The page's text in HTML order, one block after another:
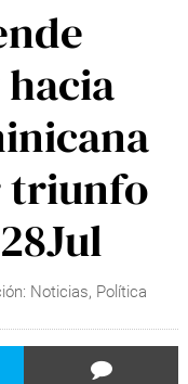
triunfo
Noticias, Política